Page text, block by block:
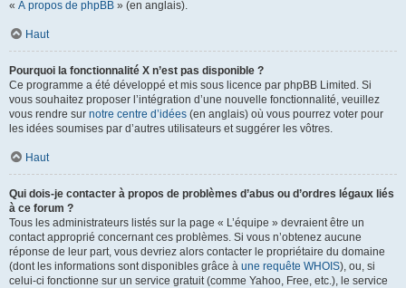
« À propos de phpBB » (en anglais).
Haut
Pourquoi la fonctionnalité X n’est pas disponible ?
Ce programme a été développé et mis sous licence par phpBB Limited. Si
vous souhaitez proposer l’intégration d’une nouvelle fonctionnalité, veuillez
vous rendre sur notre centre d’idées (en anglais) où vous pourrez voter pour
les idées soumises par d’autres utilisateurs et suggérer les vôtres.
Haut
Qui dois-je contacter à propos de problèmes d’abus ou d’ordres légaux liés
à ce forum ?
Tous les administrateurs listés sur la page « L’équipe » devraient être un
contact approprié concernant ces problèmes. Si vous n’obtenez aucune
réponse de leur part, vous devriez alors contacter le propriétaire du domaine
(dont les informations sont disponibles grâce à une requête WHOIS), ou, si
celui-ci fonctionne sur un service gratuit (comme Yahoo, Free, etc.), le service